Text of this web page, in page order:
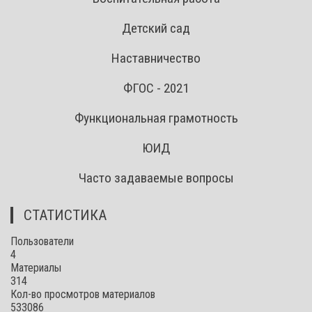
Детский сад
Наставничество
ФГОС - 2021
Функциональная грамотность
ЮИД
Часто задаваемые вопросы
СТАТИСТИКА
Пользователи
4
Материалы
314
Кол-во просмотров материалов
533086